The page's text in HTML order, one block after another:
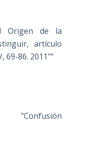
Origen de la
artículo
69-86. 2011""
"Confusión